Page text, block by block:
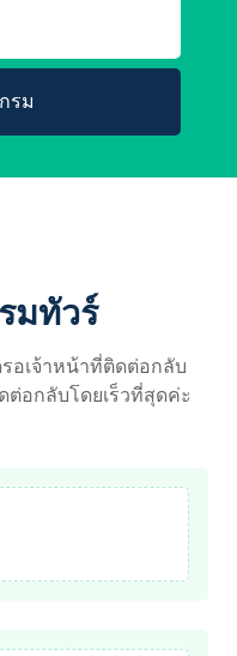
รม
มทัวร์
อเจ้าหน้าที่ติดต่อกลับ
อกลับโดยเร็วที่สุดค่ะ